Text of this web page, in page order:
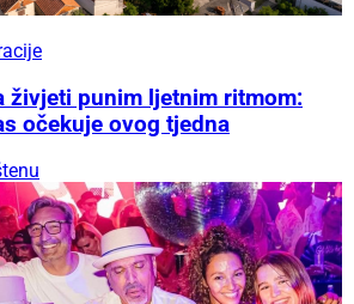
živjeti punim ljetnim ritmom:
očekuje ovog tjedna